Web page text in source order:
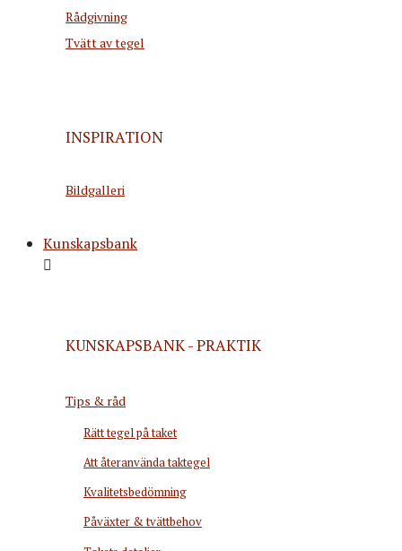
Rådgivning
Tvätt av tegel
INSPIRATION
Bildgalleri
Kunskapsbank
KUNSKAPSBANK - PRAKTIK
Tips & råd
Rätt tegel på taket
Att återanvända taktegel
Kvalitetsbedömning
Påväxter & tvättbehov